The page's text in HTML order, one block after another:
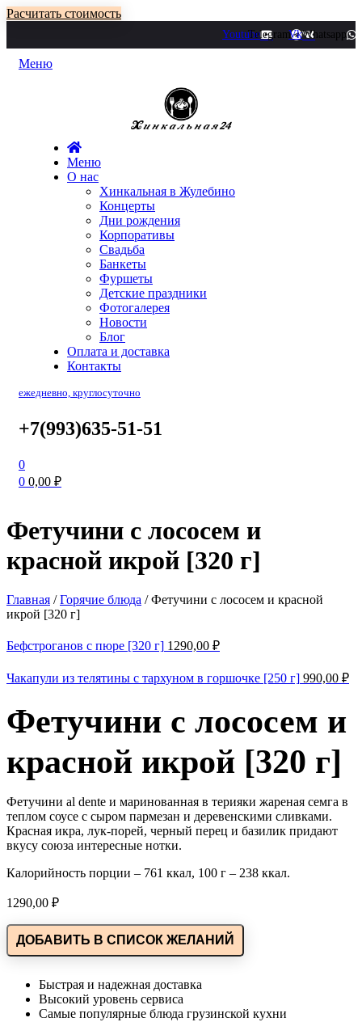
Расчитать стоимость
YoutubeTelegramVkWhatsapp
Меню
Меню
О нас
Хинкальная в Жулебино
Концерты
Дни рождения
Корпоративы
Свадьба
Банкеты
Фуршеты
Детские праздники
Фотогалерея
Новости
Блог
Оплата и доставка
Контакты
ежедневно, круглосуточно
+7(993)635-51-51
0
0 0,00 ₽
Фетучини с лососем и
красной икрой [320 г]
Главная /Горячие блюда /Фетучини с лососем и красной
икрой [320 г]
Бефстроганов с пюре [320 г] 1290,00 ₽
Чакапули из телятины с тархуном в горшочке [250 г] 990,00 ₽
Фетучини с лососем и
красной икрой [320 г]
Фетучини аl dente и маринованная в терияки жареная семга в
теплом соусе с сыром пармезан и деревенскими сливками.
Красная икра, лук-порей, черный перец и базилик придают
вкусу союза интересные нотки.
Калорийность порции – 761 ккал, 100 г – 238 ккал.
1290,00 ₽
ДОБАВИТЬ В СПИСОК ЖЕЛАНИЙ
Быстрая и надежная доставка
Высокий уровень сервиса
Самые популярные блюда грузинской кухни